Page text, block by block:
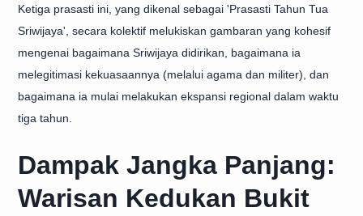
Ketiga prasasti ini, yang dikenal sebagai 'Prasasti Tahun Tua
Sriwijaya', secara kolektif melukiskan gambaran yang kohesif
mengenai bagaimana Sriwijaya didirikan, bagaimana ia
melegitimasi kekuasaannya (melalui agama dan militer), dan
bagaimana ia mulai melakukan ekspansi regional dalam waktu
tiga tahun.
Dampak Jangka Panjang:
Warisan Kedukan Bukit